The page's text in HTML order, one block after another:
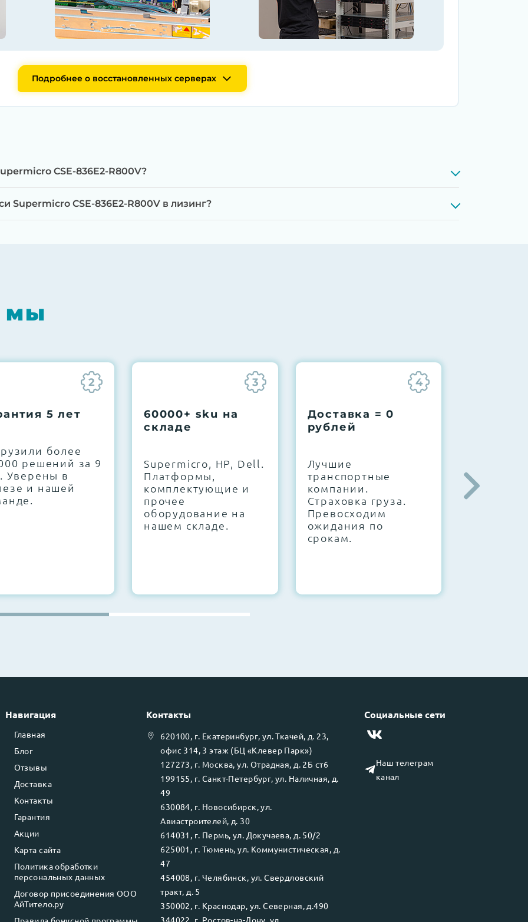
Подробнее о восстановленных серверах
на специализированном оборудовании с проверкой памяти, процессоров,
нагрузкой в течение 72 часов для проверки стабильности всех подсистем
CSE-836E2-R800V?
CSE-836E2-R800V в лизинг?
мы
2
5 лет
более
решений за 9
Уверены в
и нашей
3
60000+ sku на
складе
Supermicro, HP, Dell.
Платформы,
комплектующие и
прочее
оборудование на
нашем складе.
4
Доставка = 0
рублей
Лучшие
транспортные
компании.
Страховка груза.
Превосходим
ожидания по
срокам.
штате.
10000+
Навигация
Главная
Блог
Отзывы
Доставка
Контакты
Гарантия
Акции
Карта сайта
Политика обработки
персональных данных
Договор присоединения ООО
АйТитело.ру
Контакты
620100, г. Екатеринбург, ул.Ткачей, д. 23,
офис 314, 3 этаж (БЦ «Клевер Парк»)
127273, г. Москва, ул. Отрадная, д. 2Б ст6
199155, г. Санкт-Петербург, ул. Наличная, д.
49
630084, г. Новосибирск, ул.
Авиастроителей, д. 30
614031 , г. Пермь, ул. Докучаева, д. 50/2
625001 , г. Тюмень, ул. Коммунистическая, д.
47
454008, г. Челябинск, ул.Свердловский
тракт, д. 5
350002, г. Краснодар, ул.Северная, д.490
344022 , г. Ростов-на-Дону , ул.
Социальные сети
Наш телеграм
канал